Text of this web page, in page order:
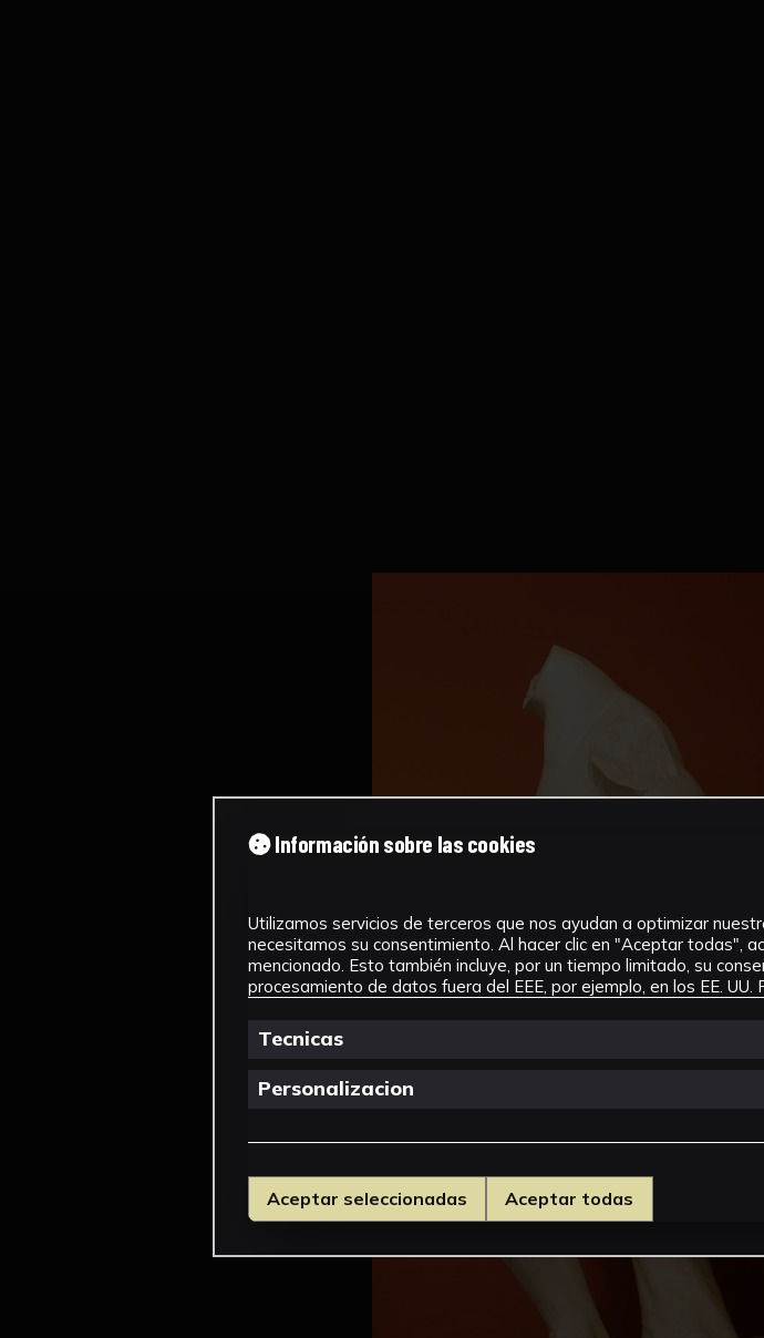
Información sobre las cookies
Utilizamos servicios de terceros que nos ayudan a optimizar
necesitamos su consentimiento. Al hacer clic en "Aceptar todas",
mencionado. Esto también incluye, por un tiempo limitado, su
procesamiento de datos fuera del EEE, por ejemplo, en los EE. UU.
Tecnicas
Personalizacion
Aceptar seleccionadas Aceptar todas